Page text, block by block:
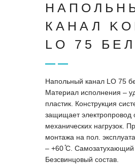
КАНАЛ
LO 75
Напольный канал LO 75
Материал исполнения –
пластик. Конструкция
защищает электропровод
механических нагрузок.
монтажа на пол.
– +60 ̊С. Самозатухающий
Безсвинцовый состав.